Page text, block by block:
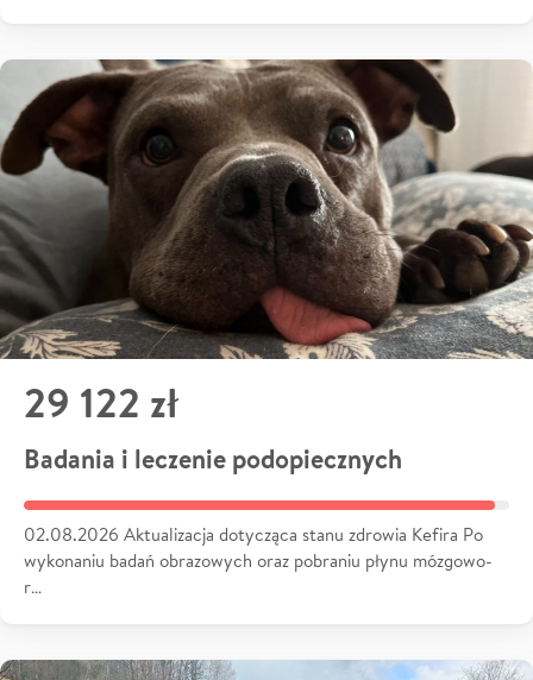
29 122 zł
Badania i leczenie podopiecznych
02.08.2026 Aktualizacja dotycząca stanu zdrowia Kefira Po
wykonaniu badań obrazowych oraz pobraniu płynu mózgowo-
r…